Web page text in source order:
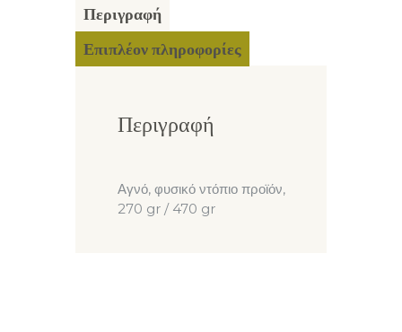
Περιγραφή
Επιπλέον πληροφορίες
Περιγραφή
Αγνό, φυσικό ντόπιο προϊόν,
270 gr / 470 gr